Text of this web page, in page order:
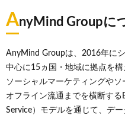
AnyMind Groupに
AnyMind Groupは、2016年に
中心に15ヵ国・地域に拠点を
ソーシャルマーケティングや
オフライン流通までを横断する
Service）モデルを通じて、デ